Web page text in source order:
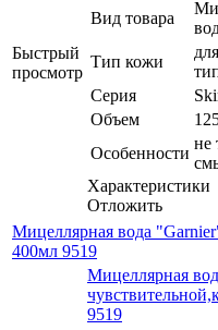
Быстрый
просмотр
Вид товара
Тип кожи
Серия
Объем
Особенности
не
Характеристики
Отложить
Мицеллярная вода
400мл 9519
Мицеллярная
9519